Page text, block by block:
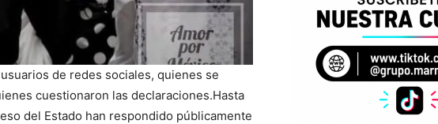
de redes sociales, quienes se
cuestionaron las declaraciones.Hasta
del Estado han respondido públicamente